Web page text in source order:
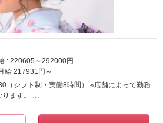
: 220605 ～292000円
給 217931 円～
パート-時給 1200円～
（シフト制・実働8時間） ※店舗によって勤務
ります。 …